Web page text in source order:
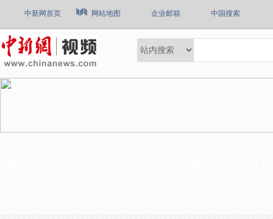
中新网首页 网站地图 企业邮箱 中国搜索